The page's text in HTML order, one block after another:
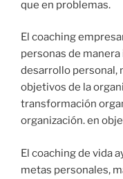
que en problemas.
El coaching
personas de
desarrollo personal,
objetivos de la
transformación
organización. en
El coaching de vida
metas personales,